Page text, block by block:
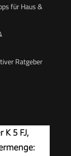
für Haus &
Ratgeber
K 5 FJ,